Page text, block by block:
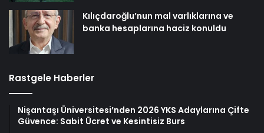
Kılıçdaroğlu’nun mal varlıklarına ve
banka hesaplarına haciz konuldu
Rastgele Haberler
Nişantaşı Üniversitesi’nden 2026 YKS Adaylarına Çifte
Güvence: Sabit Ücret ve Kesintisiz Burs